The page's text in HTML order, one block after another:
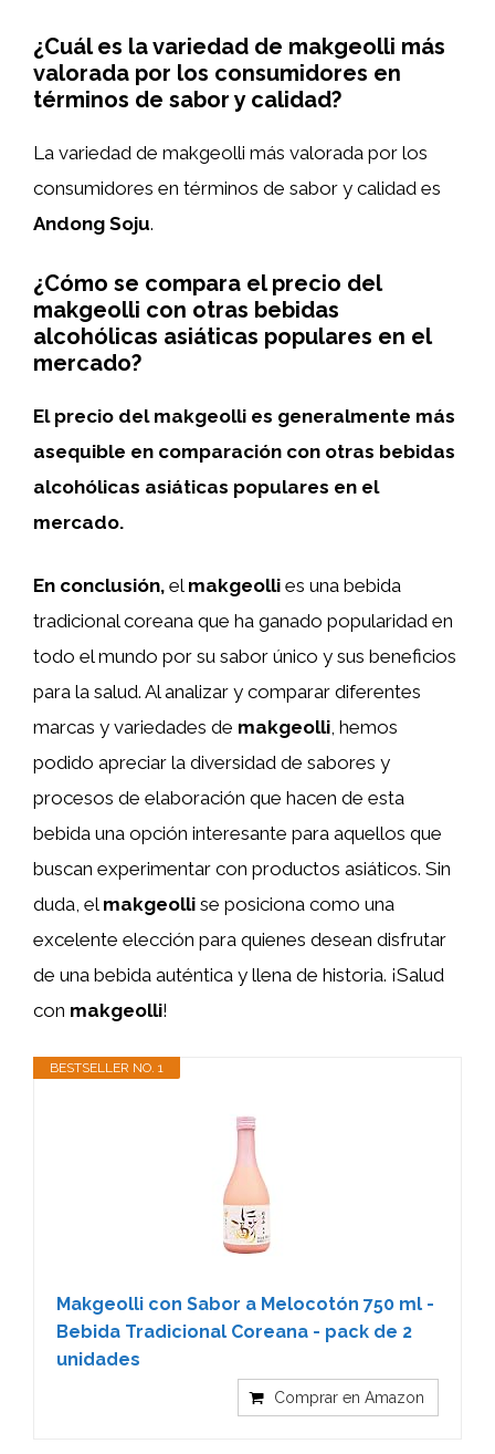
¿Cuál es la variedad de makgeolli más
valorada por los consumidores en
términos de sabor y calidad?
La variedad de makgeolli más valorada por los
consumidores en términos de sabor y calidad es
Andong Soju.
¿Cómo se compara el precio del
makgeolli con otras bebidas
alcohólicas asiáticas populares en el
mercado?
El precio del makgeolli es generalmente más
asequible en comparación con otras bebidas
alcohólicas asiáticas populares en el
mercado.
En conclusión, el makgeolli es una bebida
tradicional coreana que ha ganado popularidad en
todo el mundo por su sabor único y sus beneficios
para la salud. Al analizar y comparar diferentes
marcas y variedades de makgeolli, hemos
podido apreciar la diversidad de sabores y
procesos de elaboración que hacen de esta
bebida una opción interesante para aquellos que
buscan experimentar con productos asiáticos. Sin
duda, el makgeolli se posiciona como una
excelente elección para quienes desean disfrutar
de una bebida auténtica y llena de historia. ¡Salud
con makgeolli!
BESTSELLER NO. 1
Makgeolli con Sabor a Melocotón 750 ml -
Bebida Tradicional Coreana - pack de 2
unidades
Comprar en Amazon